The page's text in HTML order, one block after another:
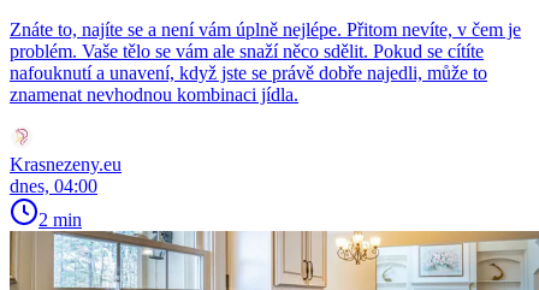
Znáte to, najíte se a není vám úplně nejlépe. Přitom nevíte, v čem je
problém. Vaše tělo se vám ale snaží něco sdělit. Pokud se cítíte
nafouknutí a unavení, když jste se právě dobře najedli, může to
znamenat nevhodnou kombinaci jídla.
Krasnezeny.eu
dnes, 04:00
2 min